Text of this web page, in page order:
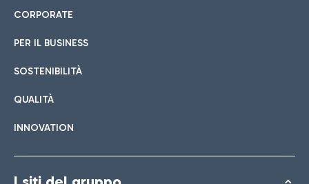
CORPORATE
PER IL BUSINESS
SOSTENIBILITÀ
QUALITÀ
INNOVATION